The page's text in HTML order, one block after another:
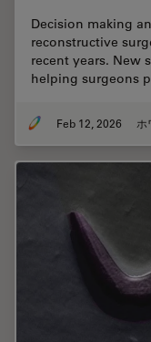
Decision making
reconstructive
recent years. New
helping surgeons
Feb 12, 2026 ホ